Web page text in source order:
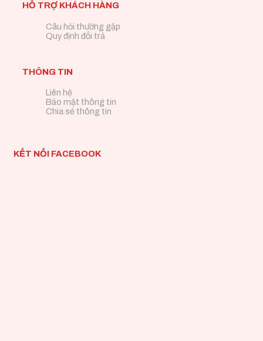
HỖ TRỢ KHÁCH HÀNG
Câu hỏi thường gặp
Quy định đổi trả
THÔNG TIN
Liên hệ
Bảo mật thông tin
Chia sẻ thông tin
KẾT NỐI FACEBOOK